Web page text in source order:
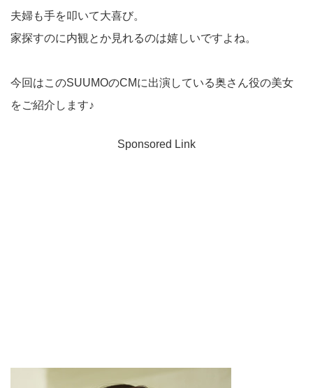
夫婦も手を叩いて大喜び。
家探すのに内観とか見れるのは嬉しいですよね。
今回はこのSUUMOのCMに出演している奥さん役の美女
をご紹介します♪
Sponsored Link